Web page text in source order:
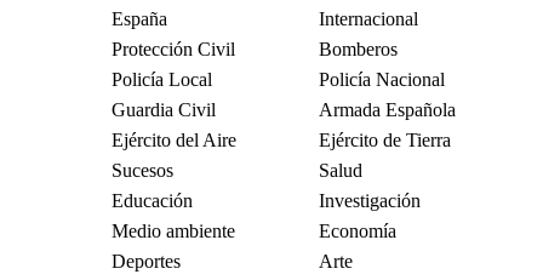
España
Internacional
Protección Civil
Bomberos
Policía Local
Policía Nacional
Guardia Civil
Armada Española
Ejército del Aire
Ejército de Tierra
Sucesos
Salud
Educación
Investigación
Medio ambiente
Economía
Deportes
Arte